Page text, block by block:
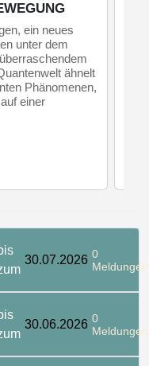
ein neues
unter dem
ähnelt
Phänomenen,
einer
30.07.2026 0
Meldungen
30.06.2026 0
Meldungen